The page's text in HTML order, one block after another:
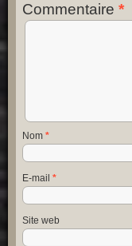
Commentaire *
Nom *
E-mail *
Site web